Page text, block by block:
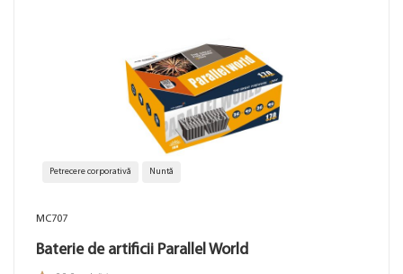
Petrecere corporativă Nuntă
MC707
Baterie de artificii Parallel World